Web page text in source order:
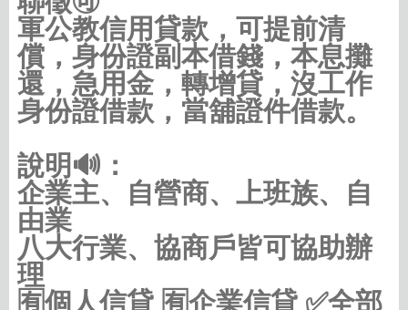
軍公教信用貸款，可提前清
償，身份證副本借錢，本息攤
還，急用金，轉增貸，沒工作
身份證借款，當舖證件借款。
說明🔊：
企業主、自營商、上班族、自
由業
八大行業、協商戶皆可協助辦
理
🈶️個人信貸 🈶️企業信貸 ✅全部